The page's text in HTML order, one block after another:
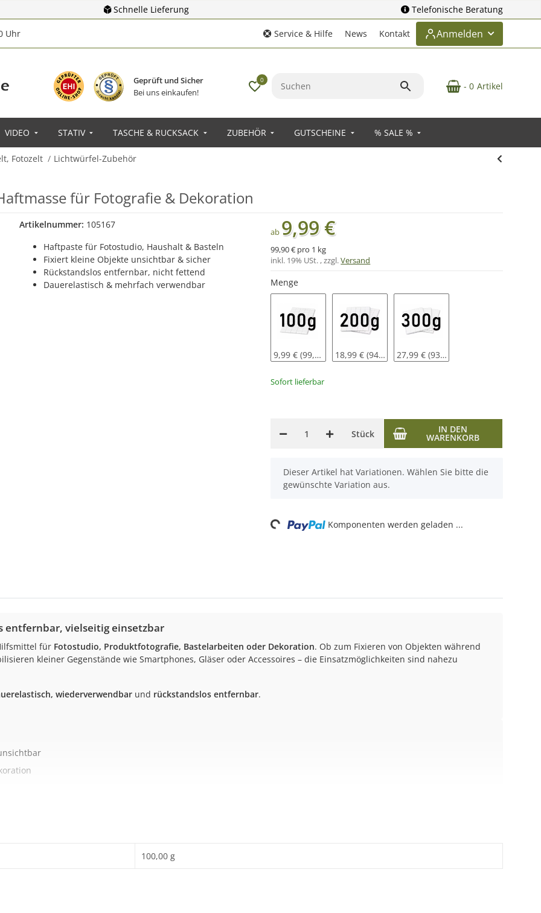
Schnelle Lieferung Telefonische Beratung
Uhr Service & Hilfe News Kontakt Anmelden
Geprüft und Sicher
Bei uns einkaufen!
0
- 0 Artikel
VIDEO STATIV TASCHE & RUCKSACK ZUBEHÖR GUTSCHEINE % SALE %
Fotozelt Lichtwürfel-Zubehör
für Fotografie & Dekoration
Artikelnummer: 105167
Haftpaste für Fotostudio, Haushalt & Basteln
Fixiert kleine Objekte unsichtbar & sicher
Rückstandslos entfernbar, nicht fettend
Dauerelastisch & mehrfach verwendbar
Sofort lieferbar
ab 9,99 €
99,90 € pro 1 kg
inkl. 19% USt. , zzgl.Versand
Menge
9,99 € (99,90 € pro kg) 18,99 € (94,95 € pro kg) 27,99 € (93,30 € pro kg)
Stück IN DEN
WARENKORB
x
Dieser Artikel hat Variationen. Wählen Sie bitte die
gewünschte Variation aus.
Loading... Komponenten werden geladen ...
entfernbar, vielseitig einsetzbar
für Fotostudio, Produktfotografie, Bastelarbeiten oder Dekoration. Ob zum Fixieren von Objekten während
kleiner Gegenstände wie Smartphones, Gläser oder Accessoires – die Einsatzmöglichkeiten sind nahezu
wiederverwendbar und rückstandslos entfernbar.
100,00 g